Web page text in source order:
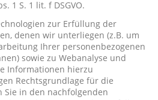
1 S. 1 lit. f DSGVO.
zur Erfüllung der
denen wir unterliegen (z.B. um
Ihrer personenbezogenen
sowie zu Webanalyse und
Informationen hierzu
Rechtsgrundlage für die
in den nachfolgenden